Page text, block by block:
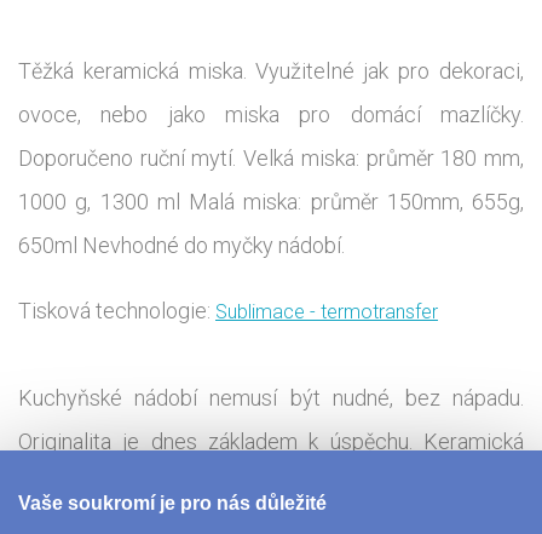
Těžká keramická miska. Využitelné jak pro dekoraci,
ovoce, nebo jako miska pro domácí mazlíčky.
Doporučeno ruční mytí. Velká miska: průměr 180 mm,
1000 g, 1300 ml Malá miska: průměr 150mm, 655g,
650ml Nevhodné do myčky nádobí.
Tisková technologie: Sublimace - termotransfer
Kuchyňské nádobí nemusí být nudné, bez nápadu.
Originalita je dnes základem k úspěchu. Keramická
Vaše soukromí je pro nás důležité